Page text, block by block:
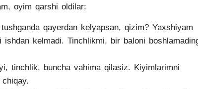
oyim qarshi oldilar:
qayerdan kelyapsan, qizim? Yaxshiyam
ishdan kelmadi. Tinchlikmi, bir baloni
tinchlik, buncha vahima qilasiz. Kiyimlarimni